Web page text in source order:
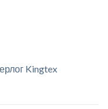
Kingtex